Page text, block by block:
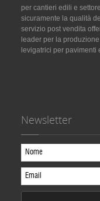
per cantieri edili e
sicuramente la qualità
servizio post vendita
leader per la
levigatrici per pavimenti
Newsletter